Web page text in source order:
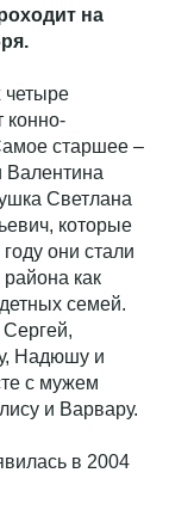
на
четыре
конно-
старшее –
Валентина
Светлана
которые
они стали
как
семей.
Надюшу и
с мужем
и Варвару.
в 2004